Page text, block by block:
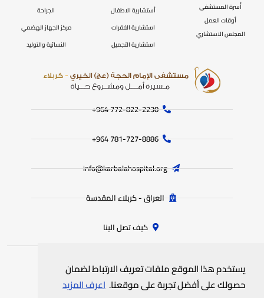
يستخدم هذا الموقع ملفات تعريف الارتباط لضمان
حصولك على أفضل تجربة على موقعنا. اعرف المزيد
772-822-2230‏ 964+
781-727-8886 964+
info@karbalahospital.org
العراق - كربلاء المقدسة
كيف تصل الينا
الجراحة
مركز الجهاز الهضمي
النسائية والتوليد
أستشارية الاطفال
استشارية الفقرات
استشارية التجميل
أُسرة المستشفى
أوقات العمل
المجلس الاستشاري
جميع الحقوق محفوظة لمستشفى الامام الحجة (عج) الخيري© 2025